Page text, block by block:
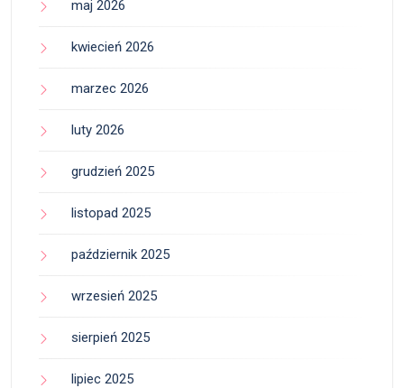
maj 2026
kwiecień 2026
marzec 2026
luty 2026
grudzień 2025
listopad 2025
październik 2025
wrzesień 2025
sierpień 2025
lipiec 2025